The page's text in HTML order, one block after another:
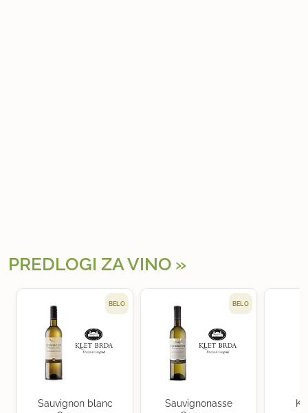
PREDLOGI ZA VINO
BELO
Sauvignon blanc
BELO
Sauvignonasse